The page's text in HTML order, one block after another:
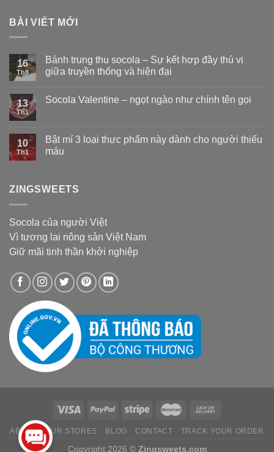
BÀI VIẾT MỚI
16
Th8
Bánh trung thu socola – Sự kết hợp đầy thú vị
giữa truyền thống và hiện đại
13
Th1
Socola Valentine – ngọt ngào như chính tên gọi
10
Th1
Bật mí 3 loại thực phẩm này dành cho người thiếu
máu
ZINGSWEETS
Socola của người Việt
Vì tương lai nông sản Việt Nam
Giữ mãi tinh thần khởi nghiệp
ABOUT OUR STORES BLOG CONTACT TRACK YOUR ORDER
Copyright 2026 © Zingsweets.com